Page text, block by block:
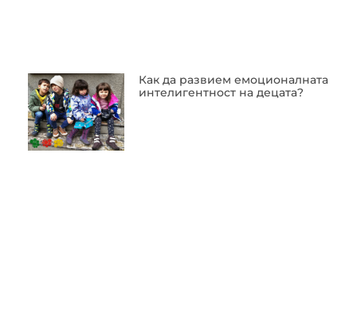
Как да развием емоционалната
интелигентност на децата?